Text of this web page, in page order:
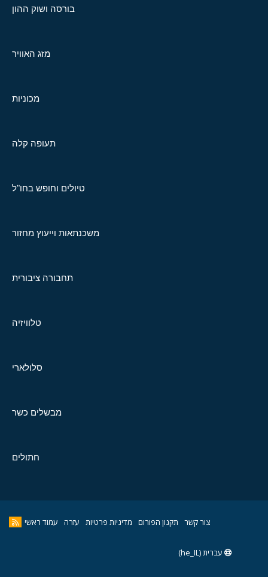
בורסה ושוק ההון
מזג האוויר
מכוניות
תעופה קלה
טיולים וחופש בחו"ל
משכנתאות וייעוץ מחזור
תחבורה ציבורית
טלוויזיה
סלולארי
מבשלים כשר
חתולים
צור קשר תקנון הפורום מדיניות פרטיות עזרה עמוד ראשי
עברית (he_IL)